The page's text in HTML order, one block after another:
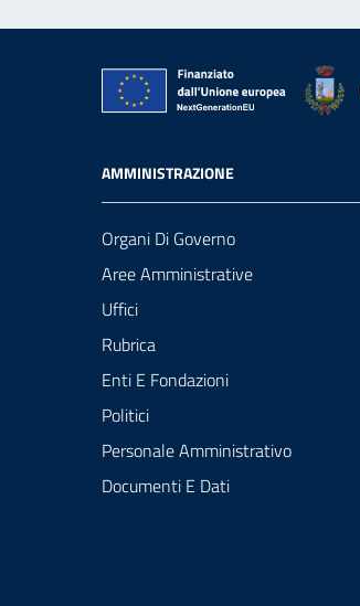
AMMINISTRAZIONE
Organi Di Governo
Aree Amministrative
Uffici
Rubrica
Enti E Fondazioni
Politici
Personale Amministrativo
Documenti E Dati